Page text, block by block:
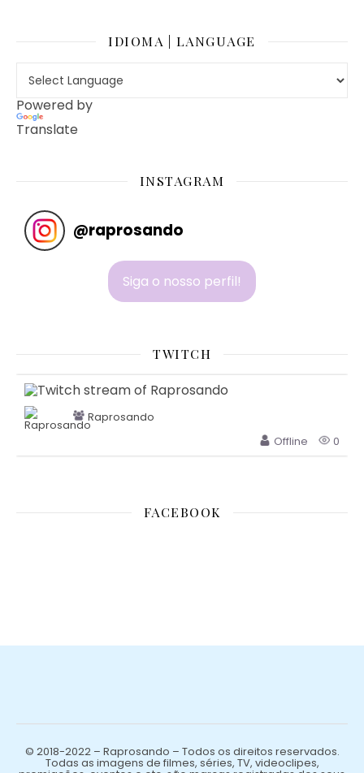
IDIOMA | LANGUAGE
Powered by
Translate
INSTAGRAM
@raprosando
Siga o nosso perfil!
TWITCH
Raprosando
Offline
0
FACEBOOK
© 2018-2022 – Raprosando – Todos os direitos reservados.
Todas as imagens de filmes, séries, TV, videoclipes,